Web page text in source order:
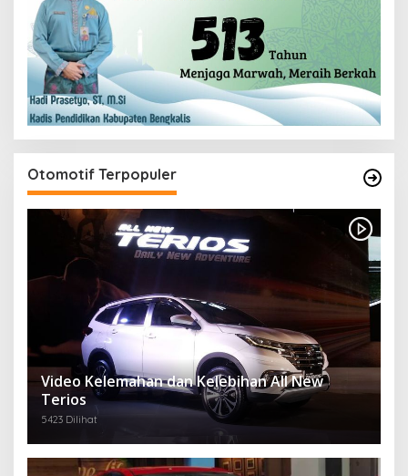
Otomotif Terpopuler
Video Kelemahan dan Kelebihan All New
Terios
5423 Dilihat